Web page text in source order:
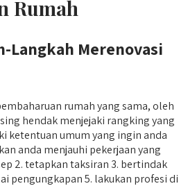
Rumah
Langkah Merenovasi
rumah yang sama, oleh
hendak menjejaki rangking yang
ketentuan umum yang ingin anda
anda menjauhi pekerjaan yang
2. tetapkan taksiran 3. bertindak
pengungkapan 5. lakukan profesi di